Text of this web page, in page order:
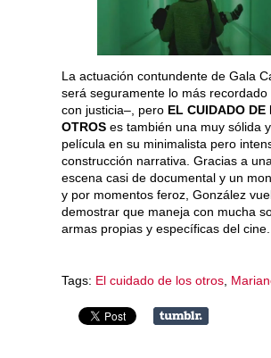
La actuación contundente de Gala
será seguramente lo más recordado
con justicia–, pero EL CUIDADO DE
OTROS es también una muy sólida
película en su minimalista pero
construcción narrativa. Gracias a
escena casi de documental y un
y por momentos feroz, González
demostrar que maneja con mucha
armas propias y específicas del cine.
Tags: El cuidado de los otros,